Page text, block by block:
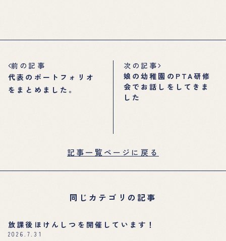
前の記事
代表のポートフォリオ
をまとめました。
次の記事
娘の幼稚園のPTA研修
会でお話しをしてきま
した
記事一覧ページに戻る
同じカテゴリの記事
放課後ほけんしつを開催しています！
2026.7.31